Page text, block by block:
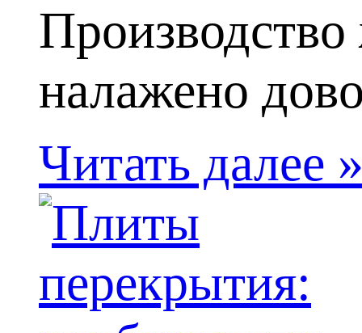
налажено
Читать далее